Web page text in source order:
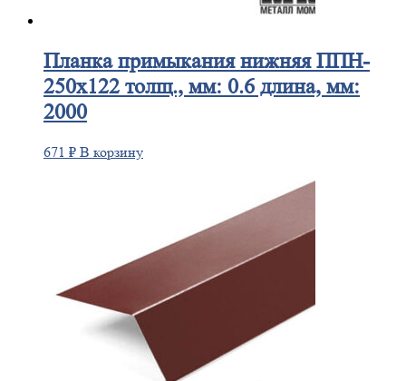
Планкапримыкания нижняя ППН-
250х122 толщ., мм: 0.6 длина, мм:
2000
671 ₽ В корзину